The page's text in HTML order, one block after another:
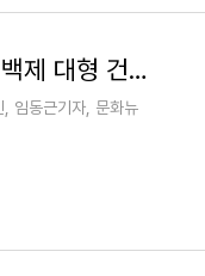
부여 쌍북리 유적서 1천500년전 사비 백제 대형 건물터 확인 | 연합뉴스
임동근기자, 문화뉴